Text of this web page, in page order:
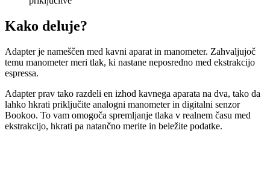
Kako deluje?
Adapter je nameščen med kavni aparat in manometer. Zahvaljujoč
temu manometer meri tlak, ki nastane neposredno med ekstrakcijo
espressa.
Adapter prav tako razdeli en izhod kavnega aparata na dva, tako da
lahko hkrati priključite analogni manometer in digitalni senzor
Bookoo. To vam omogoča spremljanje tlaka v realnem času med
ekstrakcijo, hkrati pa natančno merite in beležite podatke.